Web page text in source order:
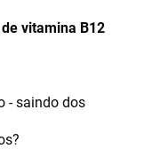
vitamina B12
- saindo dos